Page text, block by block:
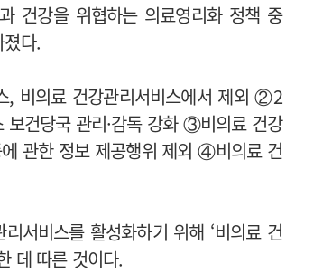
건강을 위협하는 의료영리화 정책 중
다.
, 비의료 건강관리서비스에서 제외 ②2
보건당국 관리·감독 강화③비의료 건강
에 관한 정보 제공행위 제외 ④비의료 건
서비스를 활성화하기 위해 ‘비의료 건
데 따른 것이다.